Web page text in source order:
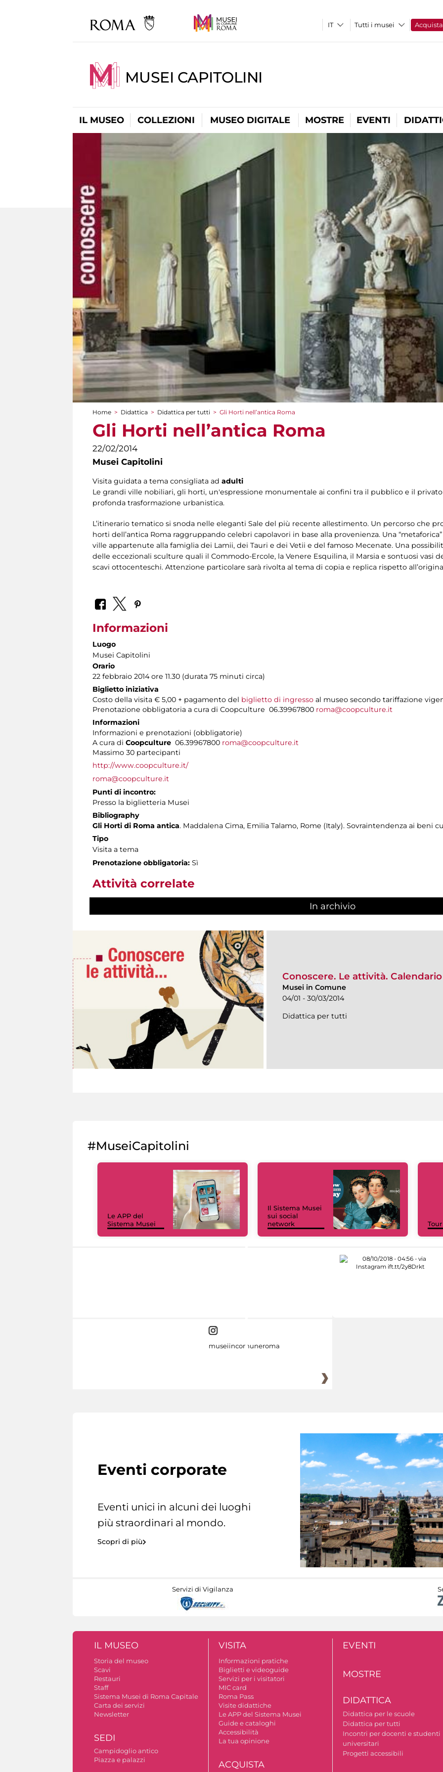
Tutti i musei Acquista
MUSEI CAPITOLINI
IL MUSEO COLLEZIONI MUSEO DIGITALE MOSTRE EVENTI
Tu sei qui
Home > Didattica > Didattica per tutti > Gli Horti nell’antica Roma
Gli Horti nell’antica Roma
22/02/2014
Musei Capitolini
Visita guidata a tema consigliata ad adulti
Le grandi ville nobiliari, gli horti, un'espressione monumentale ai confini tra il pubblico e il
profonda trasformazione urbanistica.
L’itinerario tematico si snoda nelle eleganti Sale del più recente allestimento. Un percorso che
horti dell’antica Roma raggruppando celebri capolavori in base alla provenienza. Una
ville appartenute alla famiglia dei Lamii, dei Tauri e dei Vetii e del famoso Mecenate. Una
delle eccezionali sculture quali il Commodo-Ercole, la Venere Esquilina, il Marsia e sontuosi vasi
scavi ottocenteschi. Attenzione particolare sarà rivolta al tema di copia e replica rispetto
Informazioni
Luogo
Musei Capitolini
Orario
22 febbraio 2014 ore 11.30 (durata 75 minuti circa)
Biglietto iniziativa
Costo della visita € 5,00 + pagamento del biglietto di ingresso al museo secondo tariffazione
Prenotazione obbligatoria a cura di Coopculture 06.39967800 roma@coopculture.it
Informazioni
Informazioni e prenotazioni (obbligatorie)
A cura di Coopculture 06.39967800 roma@coopculture.it
Massimo 30 partecipanti
http://www.coopculture.it/
roma@coopculture.it
Punti di incontro:
Presso la biglietteria Musei
Bibliography
Gli Horti di Roma antica. Maddalena Cima, Emilia Talamo, Rome (Italy). Sovraintendenza ai beni
Tipo
Visita a tema
Prenotazione obbligatoria: Sì
Attività correlate
In archivio
Conoscere. Le attività.
Musei in Comune
04/01 - 30/03/2014
Didattica per tutti
#MuseiCapitolini
Le APP del
Sistema Musei
Il Sistema Musei
sui social
network
museiincomuneroma
Eventi corporate
Eventi unici in alcuni dei luoghi
più straordinari al mondo.
Scopri di più
Servizi di Vigilanza
IL MUSEO
Storia del museo
Scavi
Restauri
Staff
Sistema Musei di Roma Capitale
Carta dei servizi
Newsletter
SEDI
Campidoglio antico
Piazza e palazzi
VISITA
Informazioni pratiche
Biglietti e videoguide
Servizi per i visitatori
MIC card
Roma Pass
Visite didattiche
Le APP del Sistema Musei
Guide e cataloghi
Accessibilità
La tua opinione
ACQUISTA
EVENTI
MOSTRE
DIDATTICA
Didattica per le scuole
Didattica per tutti
Incontri per docenti e studenti
universitari
Progetti accessibili